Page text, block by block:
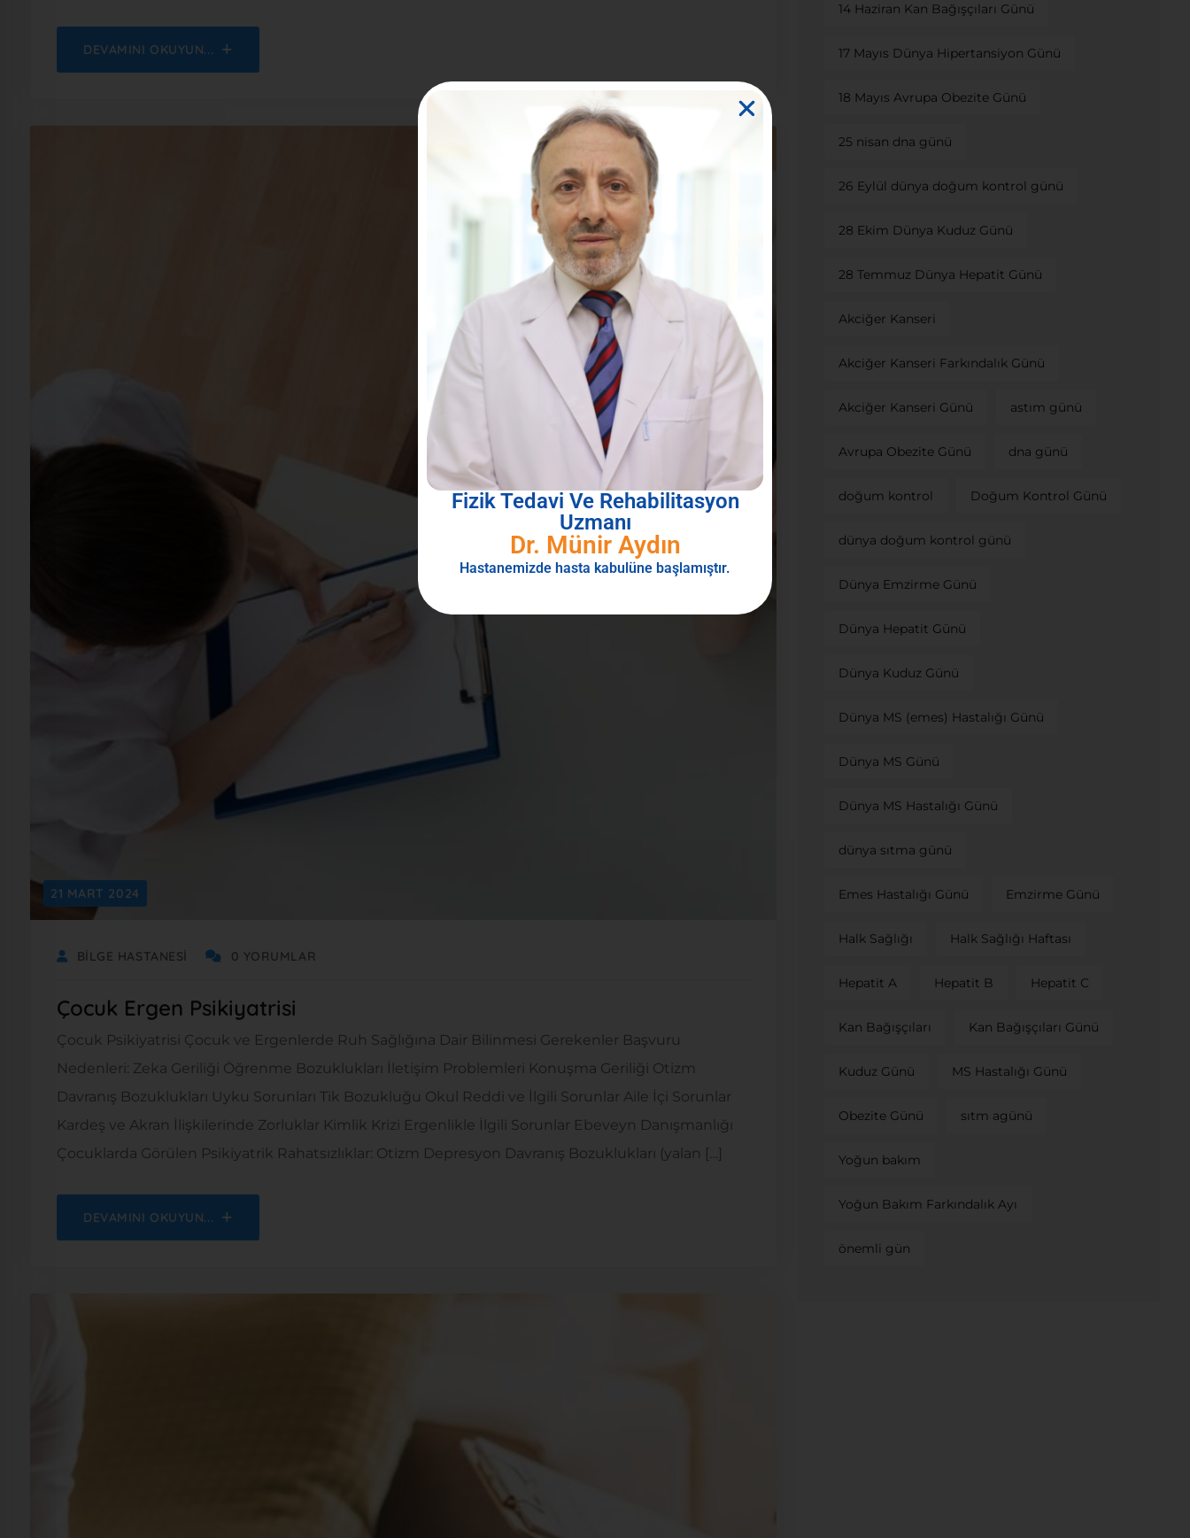
DEVAMINI OKUYUN...
21 MART 2024
BILGE HASTANESI 0 YORUMLAR
Çocuk Ergen Psikiyatrisi
Çocuk Psikiyatrisi Çocuk ve Ergenlerde Ruh Sağlığına Dair Bilinmesi Gerekenler Başvuru
Nedenleri: Zeka Geriliği Öğrenme Bozuklukları İletişim Problemleri Konuşma Geriliği Otizm
Davranış Bozuklukları Uyku Sorunları Tik Bozukluğu Okul Reddi ve İlgili Sorunlar Aile İçi Sorunlar
Kardeş ve Akran İlişkilerinde Zorluklar Kimlik Krizi Ergenlikle İlgili Sorunlar Ebeveyn Danışmanlığı
Çocuklarda Görülen Psikiyatrik Rahatsızlıklar: Otizm Depresyon Davranış Bozuklukları (yalan […]
DEVAMINI OKUYUN...
14 Haziran Kan Bağışçıları Günü
17 Mayıs Dünya Hipertansiyon Günü
18 Mayıs Avrupa Obezite Günü
25 nisan dna günü
26 Eylül dünya doğum kontrol günü
28 Ekim Dünya Kuduz Günü
28 Temmuz Dünya Hepatit Günü
Akciğer Kanseri
Akciğer Kanseri Farkındalık Günü
Akciğer Kanseri Günü astım günü
Avrupa Obezite Günü dna günü
doğum kontrol Doğum Kontrol Günü
dünya doğum kontrol günü
Dünya Emzirme Günü
Dünya Hepatit Günü
Dünya Kuduz Günü
Dünya MS (emes) Hastalığı Günü
Dünya MS Günü
Dünya MS Hastalığı Günü
dünya sıtma günü
Emes Hastalığı Günü Emzirme Günü
Halk Sağlığı Halk Sağlığı Haftası
Hepatit A Hepatit B Hepatit C
Kan Bağışçıları Kan Bağışçıları Günü
Kuduz Günü MS Hastalığı Günü
Obezite Günü sıtm agünü
Yoğun bakım
Yoğun Bakım Farkındalık Ayı
önemli gün
Fizik Tedavi Ve Rehabilitasyon
Uzmanı
Dr. Münir Aydın
Hastanemizde hasta kabulüne başlamıştır.